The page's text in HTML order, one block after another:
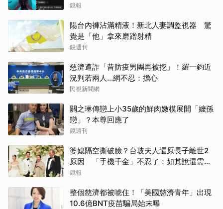
尺度」
鏡報
陽台內褲沾滿精液！新北人妻調監視器 驚
覺是「他」拿來磨蹭射精
鏡週刊
慈濟遭詐「昔防疫男團再被挖」！羅一鈞近
況判若兩人…網不忍：擔心
民視新聞網
關之琳傳戀上小35歲的鮮肉嫩模展開「嬤孫
戀」？本尊回應了
鏡週刊
婆媳隔空撕破臉？台玻夫人還原長子離世2
原因 「手機千金」不忍了：如其說還需要
離開嗎？
鏡報
整個慈濟都被唬住！「美國慈濟青年」出現
10.6億BNT疫苗騙局始末曝